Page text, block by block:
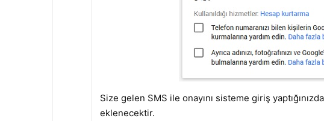
Size gelen SMS ile onayını sisteme giriş
eklenecektir.